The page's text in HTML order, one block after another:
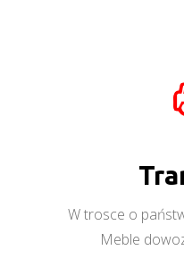
W trosce o
Meble